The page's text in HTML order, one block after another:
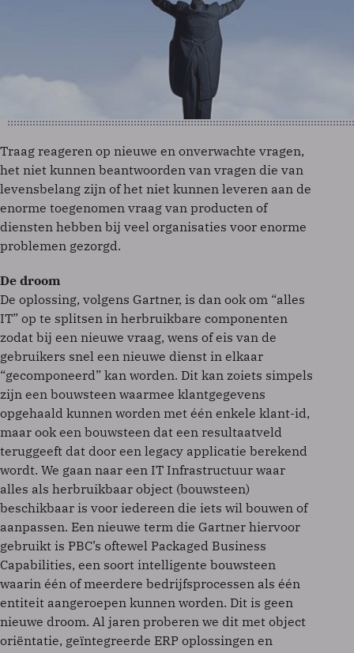
Traag reageren op nieuwe en onverwachte vragen,
het niet kunnen beantwoorden van vragen die van
levensbelang zijn of het niet kunnen leveren aan de
enorme toegenomen vraag van producten of
diensten hebben bij veel organisaties voor enorme
problemen gezorgd.
De droom
De oplossing, volgens Gartner, is dan ook om “alles
IT” op te splitsen in herbruikbare componenten
zodat bij een nieuwe vraag, wens of eis van de
gebruikers snel een nieuwe dienst in elkaar
“gecomponeerd” kan worden. Dit kan zoiets simpels
zijn een bouwsteen waarmee klantgegevens
opgehaald kunnen worden met één enkele klant-id,
maar ook een bouwsteen dat een resultaatveld
teruggeeft dat door een legacy applicatie berekend
wordt. We gaan naar een IT Infrastructuur waar
alles als herbruikbaar object (bouwsteen)
beschikbaar is voor iedereen die iets wil bouwen of
aanpassen. Een nieuwe term die Gartner hiervoor
gebruikt is PBC’s oftewel Packaged Business
Capabilities, een soort intelligente bouwsteen
waarin één of meerdere bedrijfsprocessen als één
entiteit aangeroepen kunnen worden. Dit is geen
nieuwe droom. Al jaren proberen we dit met object
oriëntatie, geïntegreerde ERP oplossingen en